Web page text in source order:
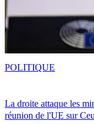
La droite attaque les
réunion de l'UE sur
POLITIQUE